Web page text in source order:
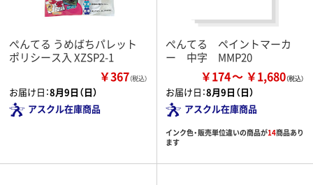
ぺんてる うめばちパレット
ポリシース入 XZSP2-1
￥367（税込）
お届け日：8月9日（日）
アスクル在庫商品
ぺんてる ペイントマーカ
ー 中字 MMP20
￥174 ￥1,680
お届け日：8月9日（日）
アスクル在庫商品
インク色・販売単位違いの商品が14商品あり
ます